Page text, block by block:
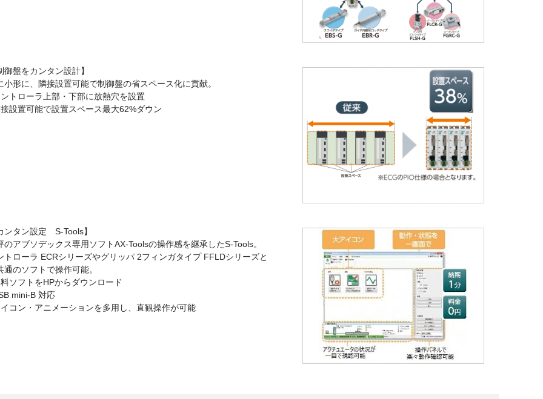
御盤をカンタン設計】
小形に、隣接設置可能で制御盤の省スペース化に貢献。
トローラ上部・下部に放熱穴を設置
設置可能で設置スペース最大62%ダウン
ンタン設定 S-Tools】
のアブソデックス専用ソフトAX-Toolsの操作感を継承したS-Tools。
トローラ ECRシリーズやグリッパ 2フィンガタイプ FFLDシリーズと
通のソフトで操作可能。
ソフトをHPからダウンロード
mini-B 対応
コン・アニメーションを多用し、直観操作が可能